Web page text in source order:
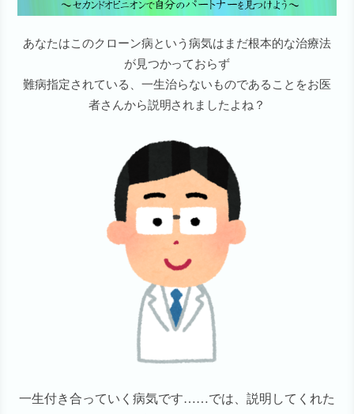
あなたはこのクローン病という病気はまだ根本的な治療法
が見つかっておらず
難病指定されている、一生治らないものであることをお医
者さんから説明されましたよね？
一生付き合っていく病気です……では、説明してくれた